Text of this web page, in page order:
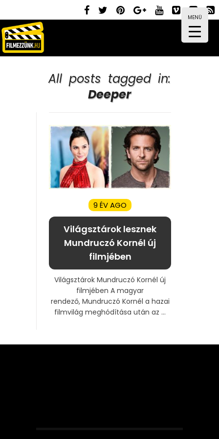
MENÜ
All posts tagged in:
Deeper
9 ÉV AGO
Világsztárok lesznek
Mundruczó Kornél új
filmjében
Világsztárok Mundruczó Kornél új
filmjében A magyar
rendező, Mundruczó Kornél a hazai
filmvilág meghódítása után az ...